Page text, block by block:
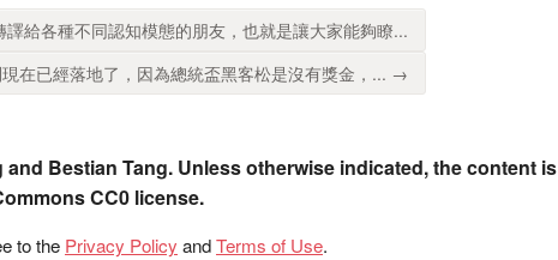
給各種不同認知模態的朋友，也就是讓大家能夠瞭...
在已經落地了，因為總統盃黑客松是沒有獎金，... →
Bestian Tang. Unless otherwise indicated, the content is
CC0 license.
to the Privacy Policy andTerms of Use.